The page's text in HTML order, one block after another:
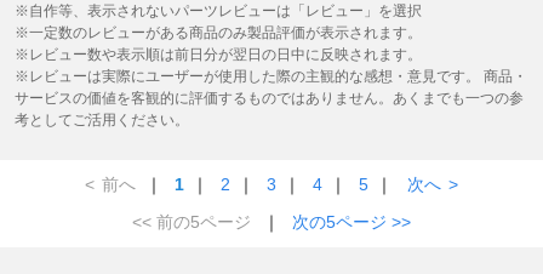
※自作等、表示されないパーツレビューは「レビュー」を選択
※一定数のレビューがある商品のみ製品評価が表示されます。
※レビュー数や表示順は前日分が翌日の日中に反映されます。
※レビューは実際にユーザーが使用した際の主観的な感想・意見です。 商品・
サービスの価値を客観的に評価するものではありません。あくまでも一つの参
考としてご活用ください。
< 前へ ｜ 1 ｜ 2 ｜ 3 ｜ 4 ｜ 5 ｜ 次へ >
<< 前の5ページ
｜ 次の5ページ >>